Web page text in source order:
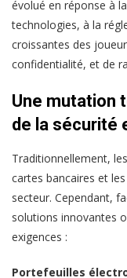
évolué en réponse à
technologies, à la
croissantes des
confidentialité, et de
Une mutation
de la sécurité
Traditionnellement,
cartes bancaires et
secteur. Cependant,
solutions innovantes
exigences :
Portefeuilles